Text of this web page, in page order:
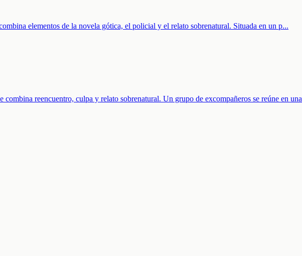
elementos de la novela gótica, el policial y el relato sobrenatural. Situada en un p...
reencuentro, culpa y relato sobrenatural. Un grupo de excompañeros se reúne en una